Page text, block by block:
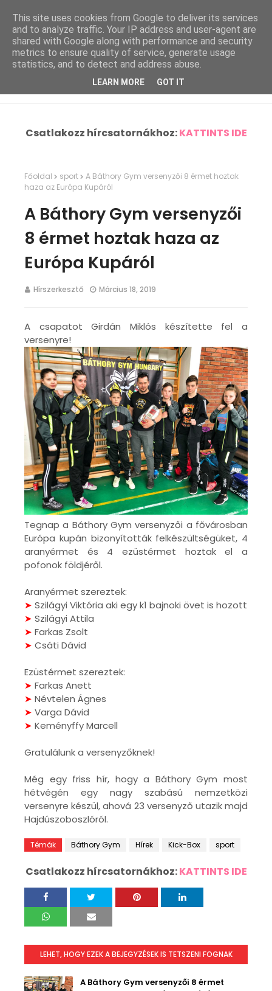
Csatlakozz hírcsatornákhoz:KATTINTS IDE
Főoldal sport
A Báthory Gym versenyzői 8 érmet hoztak
haza az Európa Kupáról
A Báthory Gym versenyzői
8 érmet hoztak haza az
Európa Kupáról
Hírszerkesztő Március 18, 2019
A csapatot Girdán Miklós készítette fel a
versenyre!
Tegnap a Báthory Gym versenyzői a fővárosban
Európa kupán bizonyították felkészültségüket, 4
aranyérmet és 4 ezüstérmet hoztak el a
pofonok földjéről.
Aranyérmet szereztek:
➤ Szilágyi Viktória aki egy k1 bajnoki övet is hozott
➤ Szilágyi Attila
➤ Farkas Zsolt
➤ Csáti Dávid
Ezüstérmet szereztek:
➤ Farkas Anett
➤ Névtelen Ágnes
➤ Varga Dávid
➤ Keményffy Marcell
Gratulálunk a versenyzőknek!
Még egy friss hír, hogy a Báthory Gym most
hétvégén egy nagy szabású nemzetközi
versenyre készül, ahová 23 versenyző utazik majd
Hajdúszoboszlóról.
Témák Báthory Gym Hírek Kick-Box sport
Csatlakozz hírcsatornákhoz:KATTINTS IDE
LEHET, HOGY EZEK A BEJEGYZÉSEK IS TETSZENI FOGNAK
A Báthory Gym versenyzői 8 érmet
This site uses cookies from Google to deliver its services
and to analyze traffic. Your IP address and user-agent are
shared with Google along with performance and security
metrics to ensure quality of service, generate usage
statistics, and to detect and address abuse.
LEARN MORE GOT IT